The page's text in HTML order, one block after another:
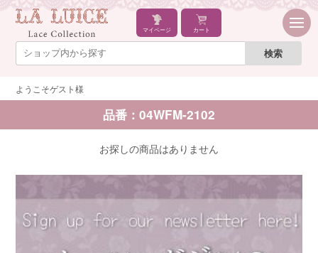
マイページ カート
ようこそゲスト様
品番：04WFM-2102
お探しの商品はありません